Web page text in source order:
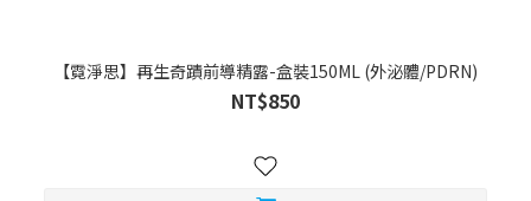
【霓淨思】再生奇蹟前導精露-盒裝150ML (外泌體/PDRN)
NT$850